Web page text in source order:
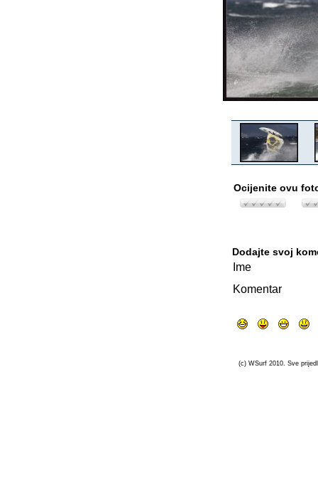
Ocijenite ovu
Dodajte svoj
Ime
Komentar
(c) WSurf 2010. Sve